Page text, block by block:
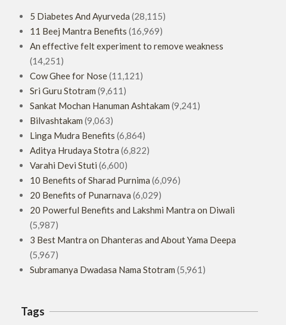
5 Diabetes And Ayurveda (28,115)
11 Beej Mantra Benefits (16,969)
An effective felt experiment to remove weakness
(14,251)
Cow Ghee for Nose(11,121)
Sri Guru Stotram (9,611)
Sankat Mochan Hanuman Ashtakam (9,241)
Bilvashtakam (9,063)
Linga Mudra Benefits (6,864)
Aditya Hrudaya Stotra (6,822)
Varahi Devi Stuti (6,600)
10 Benefits of Sharad Purnima (6,096)
20 Benefits of Punarnava (6,029)
20 Powerful Benefits and Lakshmi Mantra on Diwali
(5,987)
3 Best Mantra on Dhanteras and About Yama Deepa
(5,967)
Subramanya Dwadasa Nama Stotram (5,961)
Tags